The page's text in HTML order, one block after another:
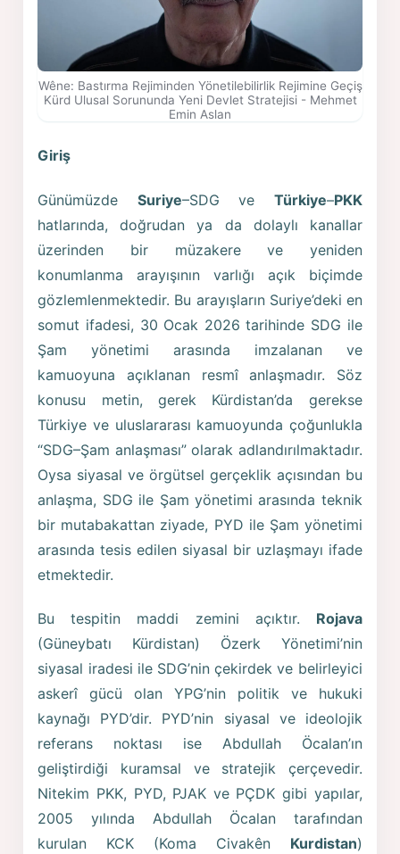
Wêne: Bastırma Rejiminden Yönetilebilirlik Rejimine Geçiş
Kürd Ulusal Sorununda Yeni Devlet Stratejisi - Mehmet
Emin Aslan
Giriş
Günümüzde Suriye–SDG ve Türkiye–PKK
hatlarında, doğrudan ya da dolaylı kanallar
üzerinden bir müzakere ve yeniden
konumlanma arayışının varlığı açık biçimde
gözlemlenmektedir. Bu arayışların Suriye’deki en
somut ifadesi, 30 Ocak 2026 tarihinde SDG ile
Şam yönetimi arasında imzalanan ve
kamuoyuna açıklanan resmî anlaşmadır. Söz
konusu metin, gerek Kürdistan’da gerekse
Türkiye ve uluslararası kamuoyunda çoğunlukla
“SDG–Şam anlaşması” olarak adlandırılmaktadır.
Oysa siyasal ve örgütsel gerçeklik açısından bu
anlaşma, SDG ile Şam yönetimi arasında teknik
bir mutabakattan ziyade, PYD ile Şam yönetimi
arasında tesis edilen siyasal bir uzlaşmayı ifade
etmektedir.
Bu tespitin maddi zemini açıktır. Rojava
(Güneybatı Kürdistan) Özerk Yönetimi’nin
siyasal iradesi ile SDG’nin çekirdek ve belirleyici
askerî gücü olan YPG’nin politik ve hukuki
kaynağı PYD’dir. PYD’nin siyasal ve ideolojik
referans noktası ise Abdullah Öcalan’ın
geliştirdiği kuramsal ve stratejik çerçevedir.
Nitekim PKK, PYD, PJAK ve PÇDK gibi yapılar,
2005 yılında Abdullah Öcalan tarafından
kurulan KCK (Koma Civakên Kurdistan)